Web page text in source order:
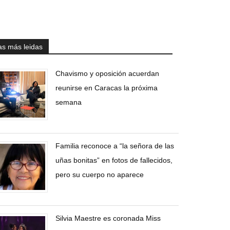
más leidas
Chavismo y oposición acuerdan
reunirse en Caracas la próxima
semana
Familia reconoce a “la señora de las
uñas bonitas” en fotos de fallecidos,
pero su cuerpo no aparece
Silvia Maestre es coronada Miss